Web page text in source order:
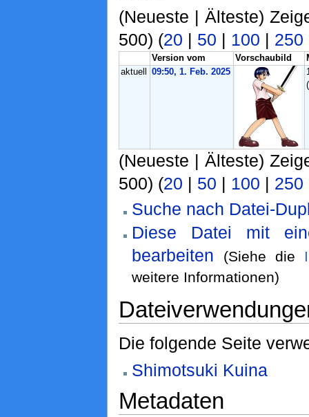
(Neueste | Älteste)
500) (20 | 50 | 100 | 250
Version vom Vorschaubild
aktuell
09:50, 1. Feb. 2025
(Neueste | Älteste)
500) (20 | 50 | 100 | 250
Suche nach Datei-
Diese Datei mit
bearbeiten
(Siehe die
weitere Informationen)
Die folgende Seite
Shimotsuki Kuina
Metadaten